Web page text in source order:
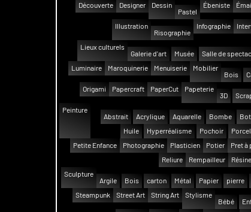
Découverte
Designer
Dessin
Pastel
Ébeniste
Illustration
Risographie
Infographie
Lieux culturels
Galerie d'art
Musée Salle de
Luminaire Maroquinerie Menuiserie
Mobilier
Bois
Origami Papercraft PaperCut
Papeterie
3D
Peinture
Abstrait
Acrylique Aquarelle Bombe
Huile
Hyperréalisme Pochoir
Petite Enfance
Photographie Plasticien Potier Pret à
Reliure
Rempailleur Résine
Sculpture
Argile
Bois carton Métal Papier pierre
Steampunk Street Art String Art
Stylisme
Bébé